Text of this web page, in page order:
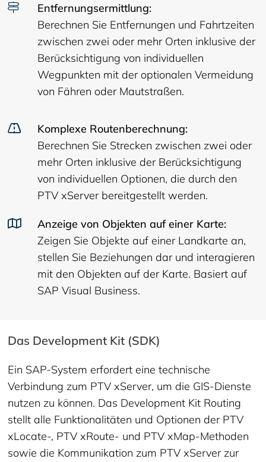
Entfernungsermittlung:
Berechnen Sie Entfernungen und Fahrtzeiten
zwischen zwei oder mehr Orten inklusive der
Berücksichtigung von individuellen
Wegpunkten mit der optionalen Vermeidung
von Fähren oder Mautstraßen.
Komplexe Routenberechnung:
Berechnen Sie Strecken zwischen zwei oder
mehr Orten inklusive der Berücksichtigung
von individuellen Optionen, die durch den
PTV xServer bereitgestellt werden.
Anzeige von Objekten auf einer Karte:
Zeigen Sie Objekte auf einer Landkarte an,
stellen Sie Beziehungen dar und interagieren
mit den Objekten auf der Karte. Basiert auf
SAP Visual Business.
Das Development Kit (SDK)
Ein SAP-System erfordert eine technische
Verbindung zum PTV xServer, um die GIS-Dienste
nutzen zu können. Das Development Kit Routing
stellt alle Funktionalitäten und Optionen der PTV
xLocate-, PTV xRoute- und PTV xMap-Methoden
sowie die Kommunikation zum PTV xServer zur